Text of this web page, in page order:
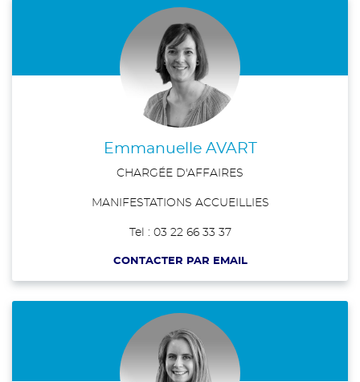
Emmanuelle AVART
CHARGÉE D'AFFAIRES
MANIFESTATIONS ACCUEILLIES
Tel : 03 22 66 33 37
CONTACTER PAR EMAIL